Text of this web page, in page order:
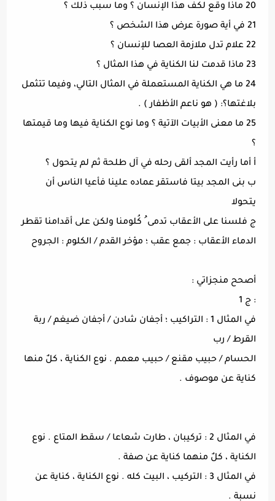
20 ماذا وقع لكف هذا الإنسان ؟ وما سبب ذلك ؟
21 في أية صورة عرض هذا الشخص ؟
22 علام تدل ملازمة العصا للإنسان ؟
23 ماذا قدمت لنا الكناية في هذا المثال ؟
24 ما هي الكناية المستعملة في المثال التالي، وفيما تتثمل
بلاغتها؟: ( هو ناعم الأظفار ) .
25 ما معنى الأبيات الآتية ؟ وما نوع الكناية فيها وما قيمتها
؟
أ أما رأيت المجد ألقى رحله في آل طلحة ثم لم يتحول ؟
ب بنى المجد بيتا فاستقر عماده علينا فأعيا الناس أن
يتحولا
ج فلسنا على الأعقاب تدمى ُ كُلومنا ولكن على أقدامنا تقطر
الدماء الأعقاب : جمع عقب ؛ مؤخر القدم / الكلوم : الجروح
أصحح منجزاتي :
: ج 1
في المثال 1 : التراكيب ؛ أجفان شادن / أجفان ضيغم / ربة
القرط / رب
الحسام / حبيب مقنع / حبيب معمم . نوع الكناية ، كلٌ منها
كناية عن موصوف .
في المثال 2 : تركيبان ، طارت شعاعا / سقط المتاع . نوع
الكناية ، كلٌ منهما كناية عن صفة .
في المثال 3 : التركيب ، البيت كله . نوع الكناية ، كناية عن
نسبة .